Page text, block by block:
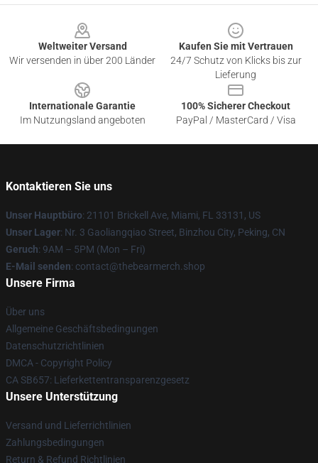
Weltweiter Versand
Wir versenden in über 200 Länder
Kaufen Sie mit Vertrauen
24/7 Schutz von Klicks bis zur
Lieferung
Internationale Garantie
Im Nutzungsland angeboten
100% Sicherer Checkout
PayPal / MasterCard / Visa
Kontaktieren Sie uns
Unser Hauptbüro: 21101 Brickell Ave, Miami, FL 33131, US
Unser Lager: Nr. 3 Gaoliangqiao Street, Binzhou City, Peking, CN
Geruch: 9AM – 5PM (Mon – Fri)
E-Mail senden: contact@thebearmerch.shop
Unsere Firma
Über uns
Allgemeine Geschäftsbedingungen
Datenschutzrichtlinien
DMCA - Copyright Policy
CA SB657: Lieferkettentransparenzgesetz
Unsere Unterstützung
Versand und Lieferrichtlinien
Zahlungsbedingungen
Return & Refund Richtlinien